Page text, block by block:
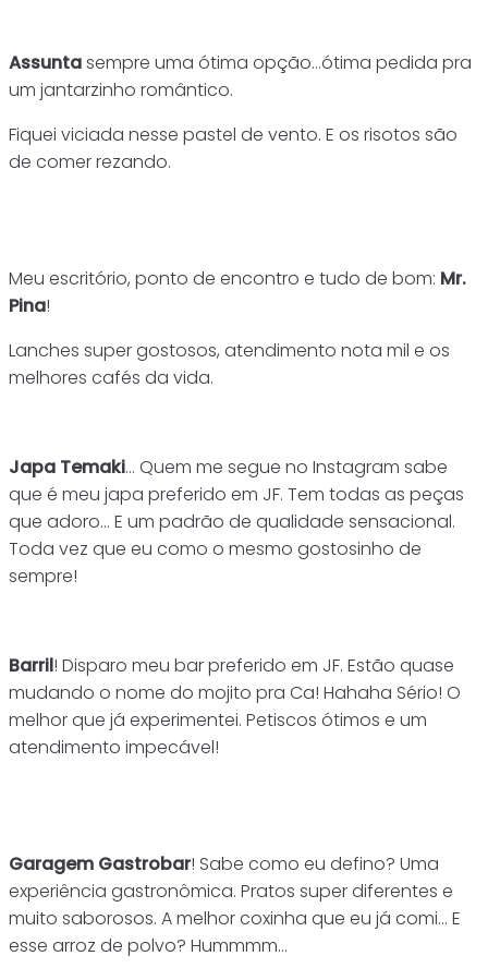
Assuntasempre uma ótima opção…ótima pedida pra
um jantarzinho romântico.
Fiquei viciada nesse pastel de vento. E os risotos são
de comer rezando.
Meu escritório, ponto de encontro e tudo de bom: Mr.
Pina!
Lanches super gostosos, atendimento nota mil e os
melhores cafés da vida.
Japa Temaki… Quem me segue no Instagram sabe
que é meu japa preferido em JF. Tem todas as peças
que adoro… E um padrão de qualidade sensacional.
Toda vez que eu como o mesmo gostosinho de
sempre!
Barril! Disparo meu bar preferido em JF. Estão quase
mudando o nome do mojito pra Ca! Hahaha Sério! O
melhor que já experimentei. Petiscos ótimos e um
atendimento impecável!
Garagem Gastrobar! Sabe como eu defino? Uma
experiência gastronômica. Pratos super diferentes e
muito saborosos. A melhor coxinha que eu já comi… E
esse arroz de polvo? Hummmm…